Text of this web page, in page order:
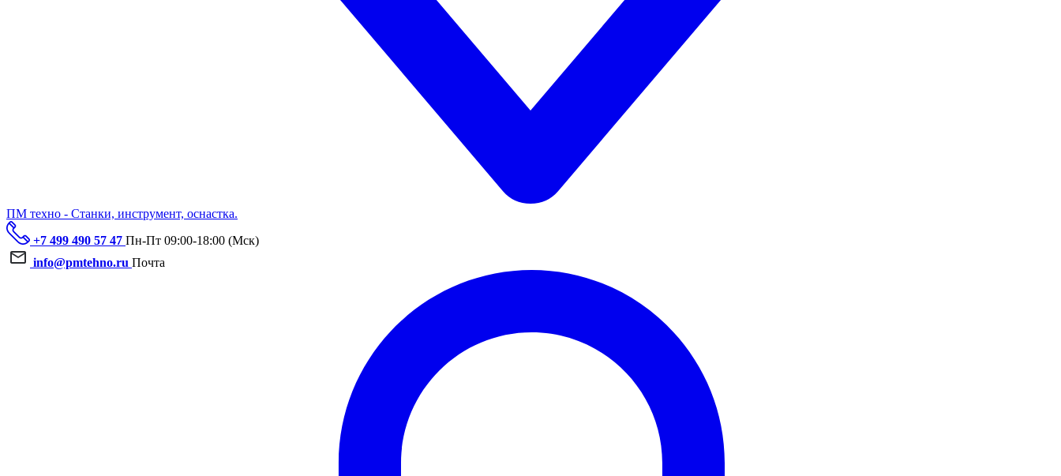
ПМ техно - Станки, инструмент, оснастка.
+7 499 490 57 47 Пн-Пт 09:00-18:00 (Мск)
info@pmtehno.ru Почта